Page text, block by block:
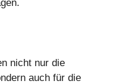
nicht nur die
auch für die